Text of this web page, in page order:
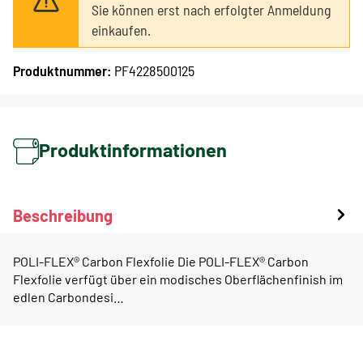
Sie können erst nach erfolgter Anmeldung
einkaufen.
Produktnummer: PF4228500125
Produktinformationen
Beschreibung
POLI-FLEX® Carbon Flexfolie Die POLI-FLEX® Carbon
Flexfolie verfügt über ein modisches Oberflächenfinish im
edlen Carbondesi…